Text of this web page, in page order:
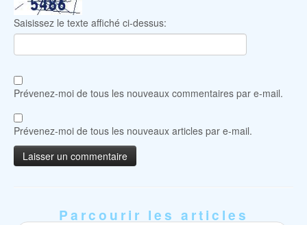
Saisissez le texte affiché ci-dessus:
Prévenez-moi de tous les nouveaux commentaires par e-mail.
Prévenez-moi de tous les nouveaux articles par e-mail.
Parcourir les articles